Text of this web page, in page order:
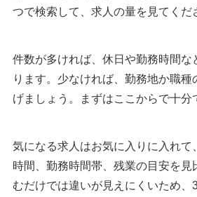
つで検索して、求人の量を見てくだ
件数が多ければ、休日や勤務時間な
ります。少なければ、勤務地か職
げましょう。まずはここからで十分
気になる求人はお気に入りに入れて
時間、勤務時間帯、残業の目安を見
むだけでは違いが見えにくいため、